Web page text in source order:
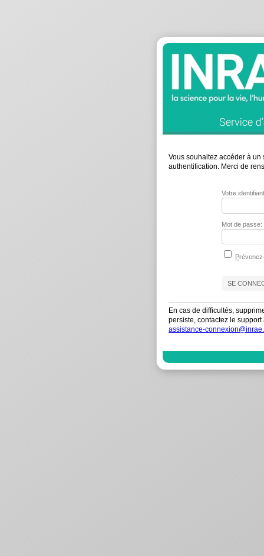
Vous souhaitez accéder à
authentification. Merci de
Votre
Mot de passe:
P
En cas de difficultés,
persiste, contactez le
assistance-